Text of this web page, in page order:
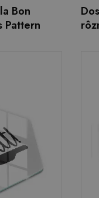
Bon
Pattern